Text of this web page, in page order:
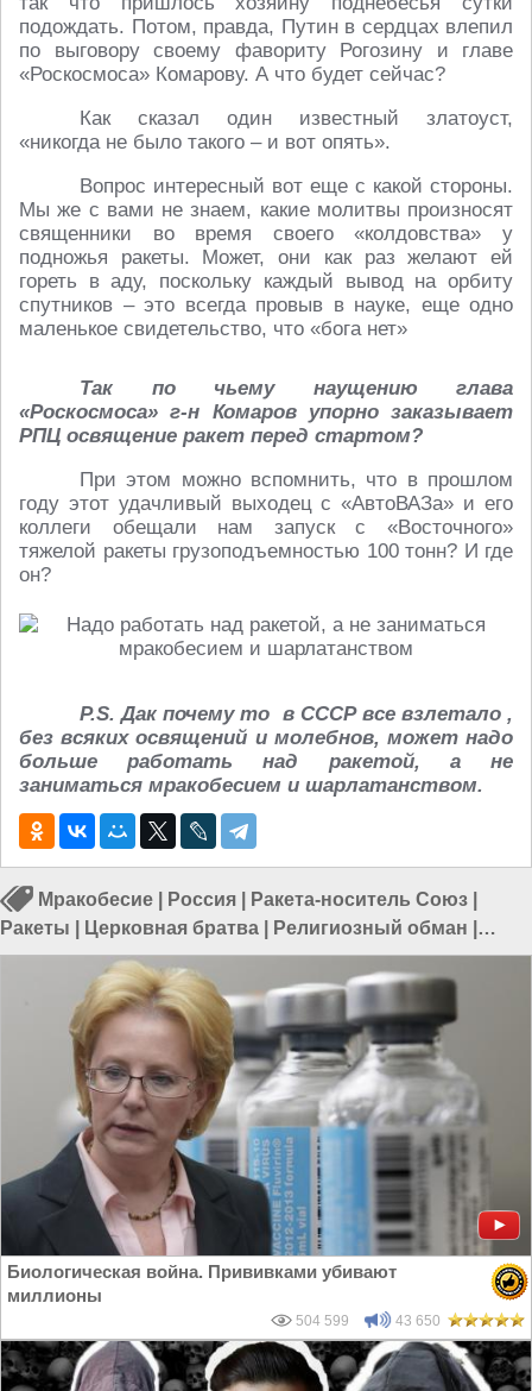
подождать. Потом, правда, Путин в сердцах влепил
по выговору своему фавориту Рогозину и главе
«Роскосмоса» Комарову. А что будет сейчас?
Как сказал один известный златоуст,
«никогда не было такого – и вот опять».
Вопрос интересный вот еще с какой стороны.
Мы же с вами не знаем, какие молитвы произносят
священники во время своего «колдовства» у
подножья ракеты. Может, они как раз желают ей
гореть в аду, поскольку каждый вывод на орбиту
спутников – это всегда провыв в науке, еще одно
маленькое свидетельство, что «бога нет»
Так по чьему наущению глава
«Роскосмоса» г-н Комаров упорно заказывает
РПЦ освящение ракет перед стартом?
При этом можно вспомнить, что в прошлом
году этот удачливый выходец с «АвтоВАЗа» и его
коллеги обещали нам запуск с «Восточного»
тяжелой ракеты грузоподъемностью 100 тонн? И где
он?
P.S. Дак почему то в СССР все взлетало ,
без всяких освящений и молебнов, может надо
больше работать над ракетой, а не
заниматься мракобесием и шарлатанством.
Мракобесие Россия Ракета-носитель Союз
Ракеты
Церковная братва Религиозный обман
Путин в России|События в России
Биологическая война. Прививками убивают
миллионы
504 599 43 650